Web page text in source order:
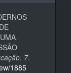
, 7.
1885